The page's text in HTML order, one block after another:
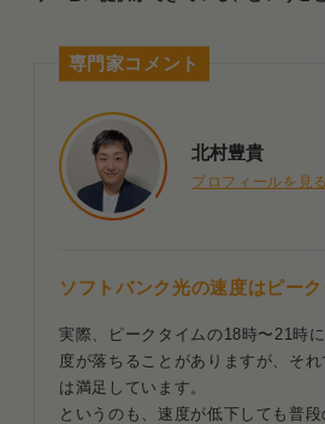
専門家コメント
北村豊貴
プロフィールを見る
ソフトバンク光の速度はピー
実際、ピークタイムの18時〜21時
度が落ちることがありますが、そ
は満足しています。
というのも、速度が低下しても普